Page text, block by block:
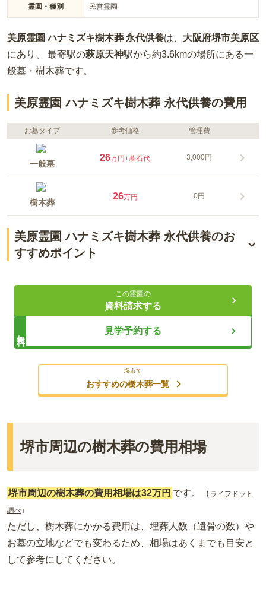
霊園・種別 民営霊園
美原霊園 ハナミズキ樹木葬 永代供養は、 大阪府堺市美原区
にあり、 最寄駅の萩原天神駅から約3.6kmの場所にある一
般墓・樹木葬です。
美原霊園 ハナミズキ樹木葬 永代供養の費用
お墓タイプ 参考価格 管理費
一般墓
26万円+墓石代 3,000円
樹木葬
26万円 0円
美原霊園 ハナミズキ樹木葬 永代供養のお
すすめポイント
自然豊かな環境
ライフドット編集部
この霊園の
資料請求する
見学予約する
堺市で
おすすめの樹木葬一覧
堺市周辺の樹木葬の費用相場
堺市周辺の樹木葬の費用相場は32万円 です。（ ライフドット
調べ）
ただし、樹木葬にかかる費用は、埋葬人数（遺骨の数）や
お墓の立地などでも変わるため、相場はあくまでも目安と
して参考にしてください。